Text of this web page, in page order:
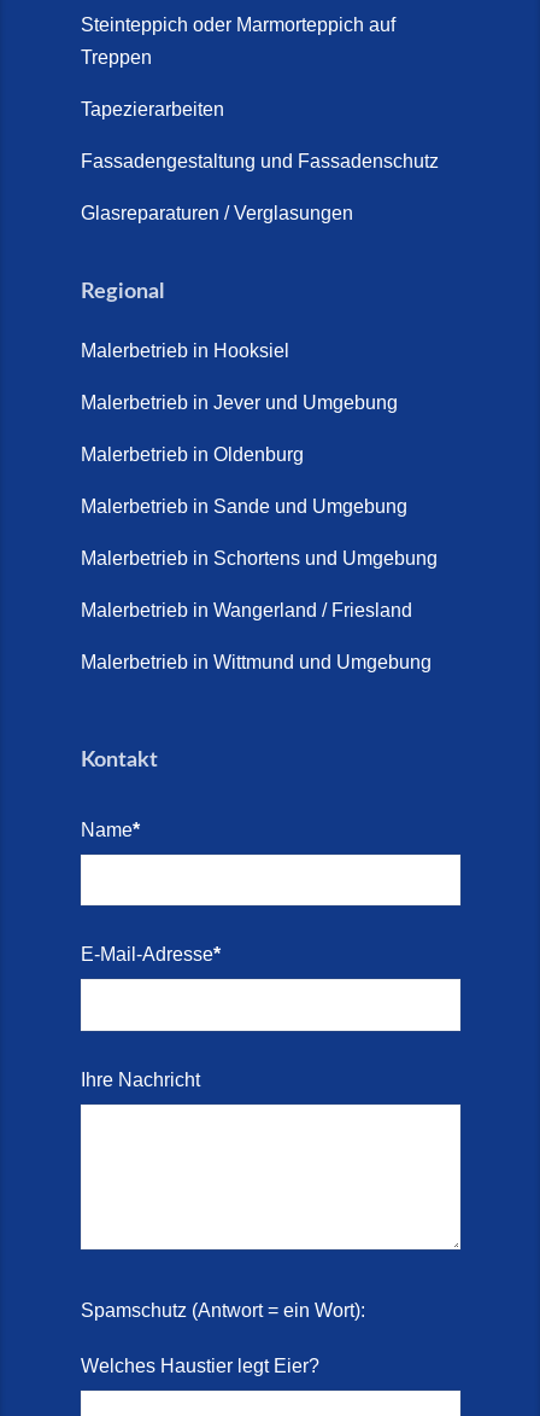
Steinteppich oder Marmorteppich auf
Treppen
Tapezierarbeiten
Fassadengestaltung und Fassadenschutz
Glasreparaturen / Verglasungen
Regional
Malerbetrieb in Hooksiel
Malerbetrieb in Jever und Umgebung
Malerbetrieb in Oldenburg
Malerbetrieb in Sande und Umgebung
Malerbetrieb in Schortens und Umgebung
Malerbetrieb in Wangerland / Friesland
Malerbetrieb in Wittmund und Umgebung
Kontakt
Name*
E-Mail-Adresse*
Ihre Nachricht
Spamschutz (Antwort = ein Wort):
Welches Haustier legt Eier?